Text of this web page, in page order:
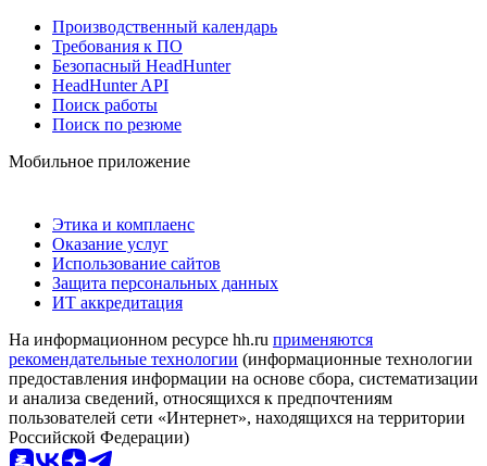
Производственный календарь
Требования к ПО
Безопасный HeadHunter
HeadHunter API
Поиск работы
Поиск по резюме
Мобильное приложение
Этика и комплаенс
Оказание услуг
Использование сайтов
Защита персональных данных
ИТ аккредитация
На информационном ресурсе hh.ru применяются
рекомендательные технологии (информационные технологии
предоставления информации на основе сбора, систематизации
и анализа сведений, относящихся к предпочтениям
пользователей сети «Интернет», находящихся на территории
Российской Федерации)